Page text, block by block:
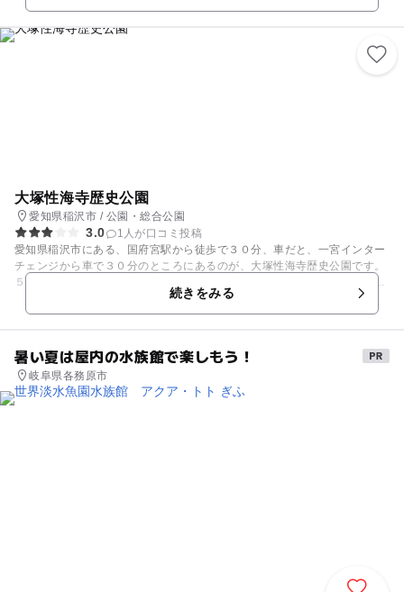
代に子安地蔵は掘られたと伝えられています。また、子安地蔵は、秘仏と
なっており、日ごろは拝めない貴重なものです。また、大黒天とは、悪魔
退散の意味のある神様でしたが、日本に伝わって、悪魔退散と併せて食べ
大塚性海寺歴史公園
愛知県稲沢市 / 公園・総合公園
3.0
1人が口コミ投稿
愛知県稲沢市にある、国府宮駅から徒歩で３０分、車だと、一宮インター
チェンジから車で３０分のところにあるのが、大塚性海寺歴史公園です。
５７０３平方メートルの広大な敷地には、９０種類１万株のあじさいが美
しく咲きほこります。この歴史公園と、性海寺を舞台にして、稲沢市では
毎年６月に開催される「稲沢あじさいまつり」が大変人気です。６月には
は「大塚古墳」も見所の一つとなっています。高さは５メートル、直径が
４０メートルの円墳で、古墳時代中頃の円筒埴輪や形象埴輪が出土してい
ます。その古墳にもたくさんのあじさいが咲き乱れています。
続きをみる
暑い夏は屋内の水族館で楽しもう！
岐阜県各務原市